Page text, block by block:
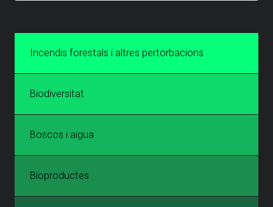
Incendis forestals i altres pertorbacions
Biodiversitat
Boscos i aigua
Bioproductes